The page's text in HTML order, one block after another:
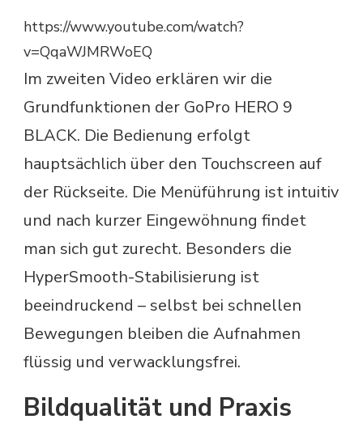
https://www.youtube.com/watch?
v=QqaWJMRWoEQ
Im zweiten Video erklären wir die
Grundfunktionen der GoPro HERO 9
BLACK. Die Bedienung erfolgt
hauptsächlich über den Touchscreen auf
der Rückseite. Die Menüführung ist intuitiv
und nach kurzer Eingewöhnung findet
man sich gut zurecht. Besonders die
HyperSmooth-Stabilisierung ist
beeindruckend – selbst bei schnellen
Bewegungen bleiben die Aufnahmen
flüssig und verwacklungsfrei.
Bildqualität und Praxis